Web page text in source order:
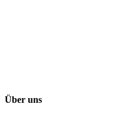
Über uns